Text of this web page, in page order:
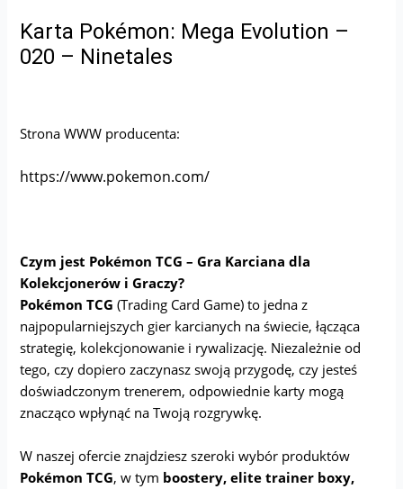
Karta Pokémon: Mega Evolution –
020 – Ninetales
Strona WWW producenta:
https://www.pokemon.com/
Czym jest Pokémon TCG – Gra Karciana dla
Kolekcjonerów i Graczy?
Pokémon TCG (Trading Card Game) to jedna z
najpopularniejszych gier karcianych na świecie, łącząca
strategię, kolekcjonowanie i rywalizację. Niezależnie od
tego, czy dopiero zaczynasz swoją przygodę, czy jesteś
doświadczonym trenerem, odpowiednie karty mogą
znacząco wpłynąć na Twoją rozgrywkę.
W naszej ofercie znajdziesz szeroki wybór produktów
Pokémon TCG, w tym boostery, elite trainer boxy,